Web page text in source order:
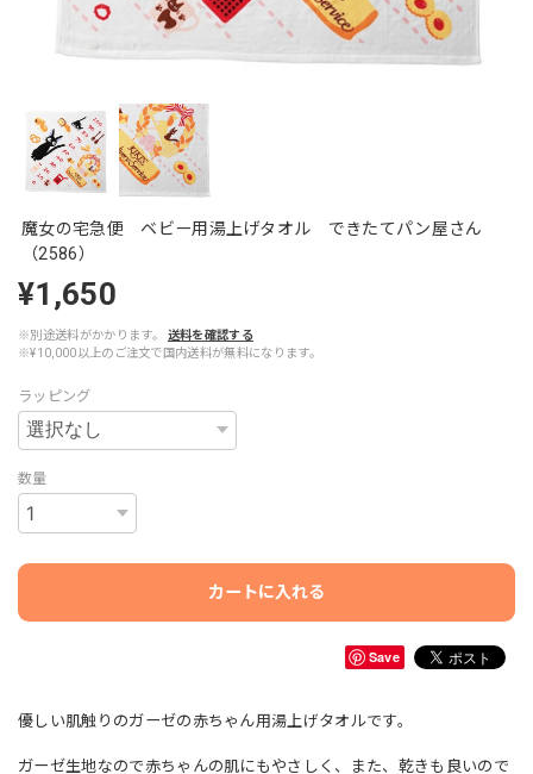
魔女の宅急便 ベビー用湯上げタオル できたてパン屋さん
（2586）
¥1,650
※別途送料がかかります。
送料を確認する
※¥10,000以上のご注文で国内送料が無料になります。
ラッピング
数量
カートに入れる
Save
優しい肌触りのガーゼの赤ちゃん用湯上げタオルです。
ガーゼ生地なので赤ちゃんの肌にもやさしく、また、乾きも良いので